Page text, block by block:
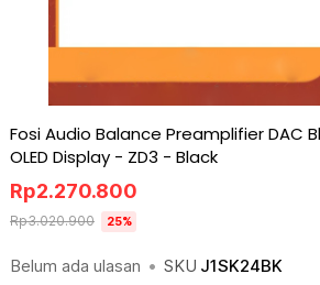
Fosi Audio Balance Preamplifier DAC
OLED Display - ZD3 - Black
Belum ada ulasan • SKU J1SK24BK
Rp2.270.800
Rp3.020.900 25%